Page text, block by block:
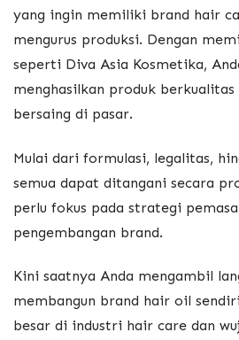
yang ingin memiliki brand hair
mengurus produksi. Dengan
seperti Diva Asia Kosmetika,
menghasilkan produk
bersaing di pasar.
Mulai dari formulasi, legalitas,
semua dapat ditangani secara
perlu fokus pada strategi
pengembangan brand.
Kini saatnya Anda mengambil
membangun brand hair oil
besar di industri hair care dan